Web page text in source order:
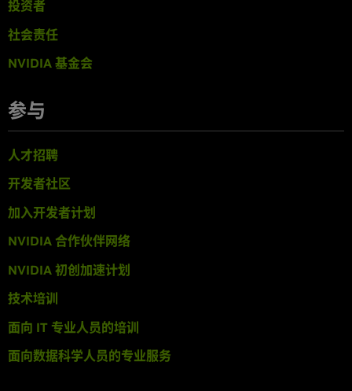
投资者
社会责任
NVIDIA 基金会
参与
人才招聘
开发者社区
加入开发者计划
NVIDIA 合作伙伴网络
NVIDIA 初创加速计划
技术培训
面向 IT 专业人员的培训
面向数据科学人员的专业服务